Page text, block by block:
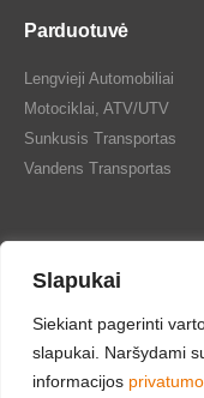
Slapukai
Siekiant pagerinti
slapukai. Naršydami
informacijos
Parduotuvė
Lengvieji Automobiliai
Motociklai, ATV/UTV
Sunkusis Transportas
Vandens Transportas
Tepalų